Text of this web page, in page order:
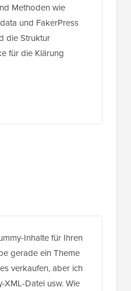
Methoden wie
und FakerPress
die Struktur
für die Klärung
Inhalte für Ihren
gerade ein Theme
verkaufen, aber ich
XML-Datei usw. Wie